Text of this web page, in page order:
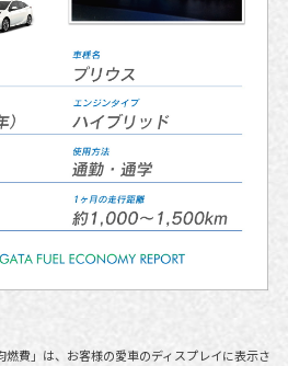
費」は、お客様の愛車のディスプレイに表示さ